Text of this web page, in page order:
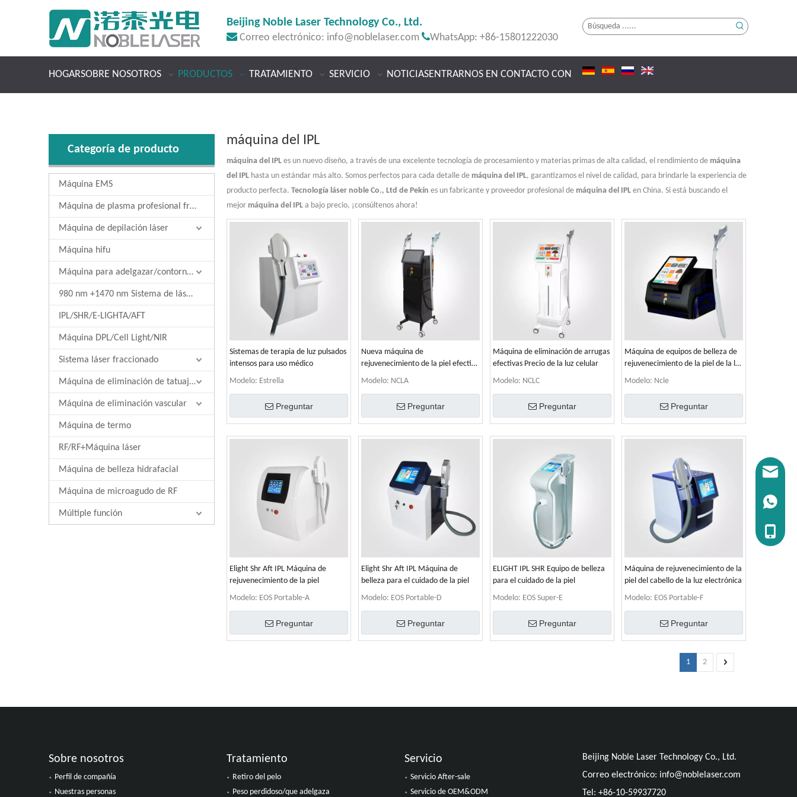
Beijing Noble Laser Technology Co., Ltd.
 Correo electrónico: info@noblelaser.com WhatsApp: +86-15801222030
HOGARSOBRE NOSOTROS PRODUCTOS TRATAMIENTO SERVICIO NOTICIASENTRARNOS EN CONTACTO CON
Categoría de producto
Máquina EMS
Máquina de plasma profesional fría
Máquina de depilación láser
Máquina hifu
Máquina para adelgazar/contornear el cuerpo
980 nm +1470 nm Sistema de láser de diodo
IPL/SHR/E-LIGHTA/AFT
Máquina DPL/Cell Light/NIR
Sistema láser fraccionado
Máquina de eliminación de tatuajes láser
Máquina de eliminación vascular
Máquina de termo
RF/RF+Máquina láser
Máquina de belleza hidrafacial
Máquina de microagudo de RF
Múltiple función
máquina del IPL
máquina del IPL es un nuevo diseño, a través de una excelente tecnología de procesamiento y materias primas de alta calidad, el rendimiento de máquina
del IPL hasta un estándar más alto. Somos perfectos para cada detalle de máquina del IPL, garantizamos el nivel de calidad, para brindarle la experiencia de
producto perfecta. Tecnología láser noble Co., Ltd de Pekín es un fabricante y proveedor profesional de máquina del IPL en China. Si está buscando el
mejor máquina del IPL a bajo precio, ¡consúltenos ahora!
Sistemas de terapia de luz pulsados ​​
intensos para uso médico
Modelo: Estrella
Preguntar
Nueva máquina de
rejuvenecimiento de la piel efectiva
de Techonlogy
Modelo: NCLA
Preguntar
Máquina de eliminación de arrugas
efectivas Precio de la luz celular
Modelo: NCLC
Preguntar
Máquina de equipos de belleza de
rejuvenecimiento de la piel de la luz
de la luz celular
Modelo: Ncle
Preguntar
Elight Shr Aft IPL Máquina de
rejuvenecimiento de la piel
Modelo: EOS Portable-A
Preguntar
Elight Shr Aft IPL Máquina de
belleza para el cuidado de la piel
Modelo: EOS Portable-D
Preguntar
ELIGHT IPL SHR Equipo de belleza
para el cuidado de la piel
Modelo: EOS Super-E
Preguntar
Máquina de rejuvenecimiento de la
piel del cabello de la luz electrónica
Modelo: EOS Portable-F
Preguntar
1 2
Sobre nosotros
Perfil de compañía
Nuestras personas
Tratamiento
Retiro del pelo
Peso perdidoso/que adelgaza
Servicio
Servicio After-sale
Servicio de OEM&ODM
Beijing Noble Laser Technology Co., Ltd.
Correo electrónico: info@noblelaser.com
Tel: +86-10-59937720
Correo
Tel:+86